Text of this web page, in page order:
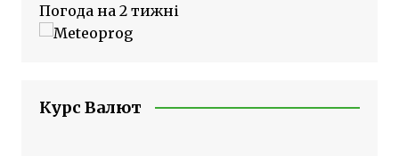
Погода на 2 тижні
Курс Валют